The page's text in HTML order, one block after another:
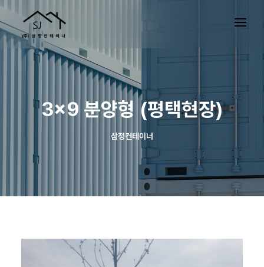
3×9 분양형 (평택현장)
삼정컨테이너